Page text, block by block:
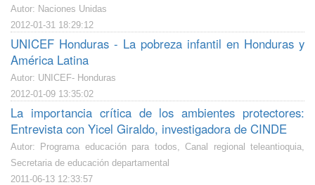
Autor: Naciones Unidas
2012-01-31 18:29:12
UNICEF Honduras - La pobreza infantil en Honduras y
América Latina
Autor: UNICEF- Honduras
2012-01-09 13:35:02
La importancia crítica de los ambientes protectores:
Entrevista con Yicel Giraldo, investigadora de CINDE
Autor: Programa educación para todos, Canal regional teleantioquia,
Secretaria de educación departamental
2011-06-13 12:33:57